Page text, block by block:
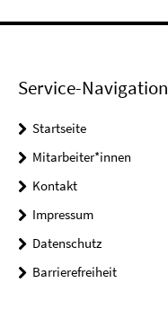
Service-Navigation
Startseite
Mitarbeiter*innen
Kontakt
Impressum
Datenschutz
Barrierefreiheit